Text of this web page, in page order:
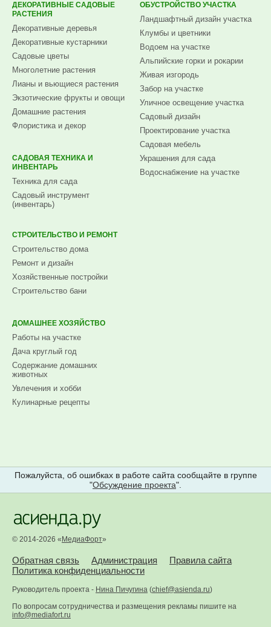
ДЕКОРАТИВНЫЕ САДОВЫЕ
РАСТЕНИЯ
Декоративные деревья
Декоративные кустарники
Садовые цветы
Многолетние растения
Лианы и вьющиеся растения
Экзотические фрукты и овощи
Домашние растения
Флористика и декор
САДОВАЯ ТЕХНИКА И
ИНВЕНТАРЬ
Техника для сада
Садовый инструмент
(инвентарь)
ОБУСТРОЙСТВО УЧАСТКА
Ландшафтный дизайн участка
Клумбы и цветники
Водоем на участке
Альпийские горки и рокарии
Живая изгородь
Забор на участке
Уличное освещение участка
Садовый дизайн
Проектирование участка
Садовая мебель
Украшения для сада
Водоснабжение на участке
СТРОИТЕЛЬСТВО И РЕМОНТ
Строительство дома
Ремонт и дизайн
Хозяйственные постройки
Строительство бани
ДОМАШНЕЕ ХОЗЯЙСТВО
Работы на участке
Дача круглый год
Содержание домашних
животных
Увлечения и хобби
Кулинарные рецепты
Пожалуйста, об ошибках в работе сайта сообщайте в группе
"Обсуждение проекта".
© 2014-2026 « МедиаФорт»
Обратная связь Администрация
Правила сайта
Политика конфиденциальности
Руководитель проекта - Нина Пичугина (chief@asienda.ru)
По вопросам сотрудничества и размещения рекламы пишите на
info@mediafort.ru